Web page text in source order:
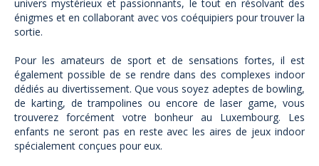
univers mystérieux et passionnants, le tout en résolvant des
énigmes et en collaborant avec vos coéquipiers pour trouver la
sortie.
Pour les amateurs de sport et de sensations fortes, il est
également possible de se rendre dans des complexes indoor
dédiés au divertissement. Que vous soyez adeptes de bowling,
de karting, de trampolines ou encore de laser game, vous
trouverez forcément votre bonheur au Luxembourg. Les
enfants ne seront pas en reste avec les aires de jeux indoor
spécialement conçues pour eux.